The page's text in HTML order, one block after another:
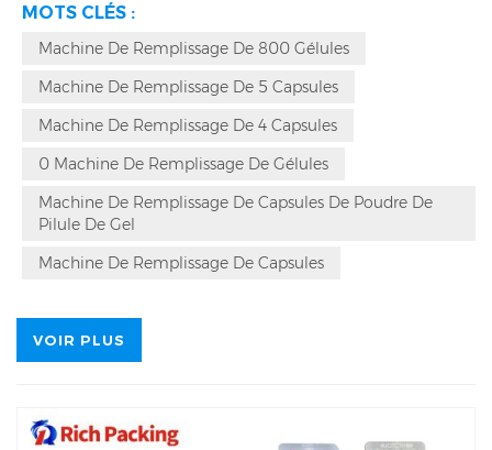
de remplissage très précis pour garantir une dose
constante de médicament dans chaque capsule. La
machine de remplissage de gélules NJP-800C est un
équipement populaire. Il adopte un nouveau type de
particulièrement adaptée aux matériaux à faible
remplissage.
MOTS CLÉS :
Machine De Remplissage De 800 Gélules
Machine De Remplissage De 5 Capsules
Machine De Remplissage De 4 Capsules
0 Machine De Remplissage De Gélules
Machine De Remplissage De Capsules De Poudre De
Pilule De Gel
Machine De Remplissage De Capsules
VOIR PLUS